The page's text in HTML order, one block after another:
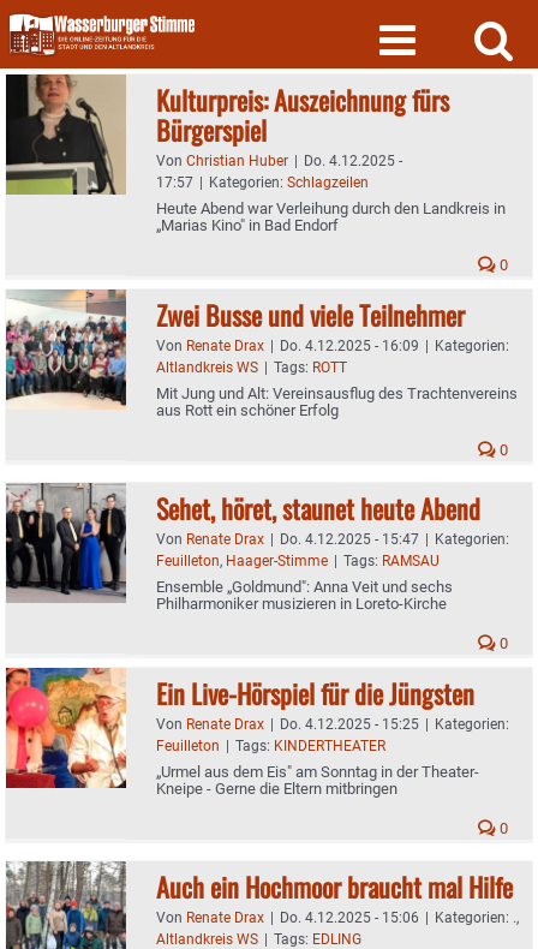
Skip
to
content
Kulturpreis: Auszeichnung fürs
Bürgerspiel
Von Christian Huber | Do. 4.12.2025 -
17:57 | Kategorien: Schlagzeilen
Heute Abend war Verleihung durch den Landkreis in
„Marias Kino" in Bad Endorf
0
Zwei Busse und viele Teilnehmer
Von Renate Drax | Do. 4.12.2025 - 16:09 | Kategorien:
Altlandkreis WS | Tags: ROTT
Mit Jung und Alt: Vereinsausflug des Trachtenvereins
aus Rott ein schöner Erfolg
0
Sehet, höret, staunet heute Abend
Von Renate Drax | Do. 4.12.2025 - 15:47 | Kategorien:
Feuilleton, Haager-Stimme | Tags: RAMSAU
Ensemble „Goldmund": Anna Veit und sechs
Philharmoniker musizieren in Loreto-Kirche
0
Ein Live-Hörspiel für die Jüngsten
Von Renate Drax | Do. 4.12.2025 - 15:25 | Kategorien:
Feuilleton | Tags: KINDERTHEATER
„Urmel aus dem Eis" am Sonntag in der Theater-
Kneipe - Gerne die Eltern mitbringen
0
Auch ein Hochmoor braucht mal Hilfe
Von Renate Drax | Do. 4.12.2025 - 15:06 | Kategorien: .,
Altlandkreis WS | Tags: EDLING